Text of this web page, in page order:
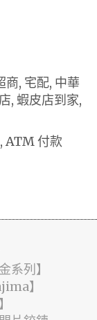
商, 宅配, 中華
, 蝦皮店到家,
ATM 付款
系列】
】